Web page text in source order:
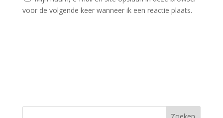
voor de volgende keer wanneer ik een reactie plaats.